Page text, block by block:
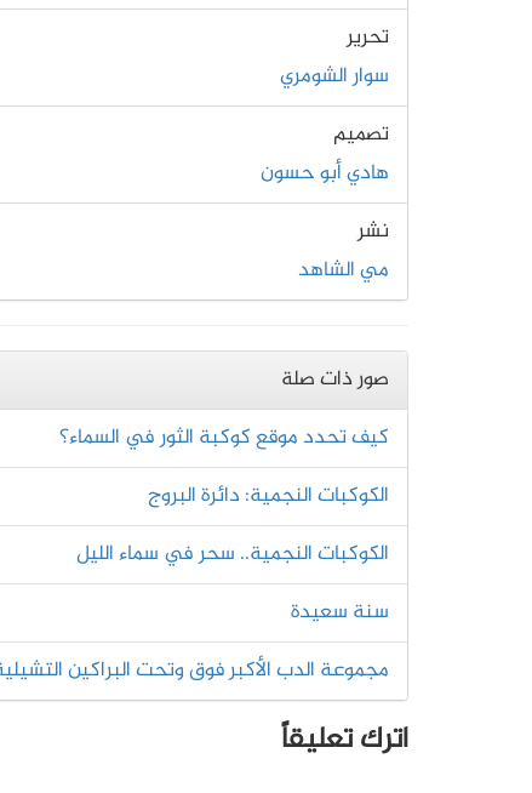
تحرير
سوار الشومري
تصميم
هادي أبو حسون
نشر
مي الشاهد
صور ذات صلة
كيف تحدد موقع كوكبة الثور في السماء؟
الكوكبات النجمية: دائرة البروج
الكوكبات النجمية.. سحر في سماء الليل
سنة سعيدة
مجموعة الدب الأكبر فوق وتحت البراكين
اترك تعليقاً